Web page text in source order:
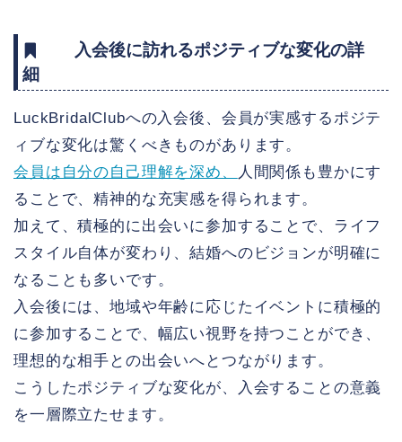
入会後に訪れるポジティブな変化の詳
細
LuckBridalClubへの入会後、会員が実感するポジテ
ィブな変化は驚くべきものがあります。
会員は自分の自己理解を深め、
人間関係も豊かにす
ることで、精神的な充実感を得られます。
加えて、積極的に出会いに参加することで、ライフ
スタイル自体が変わり、結婚へのビジョンが明確に
なることも多いです。
入会後には、地域や年齢に応じたイベントに積極的
に参加することで、幅広い視野を持つことができ、
理想的な相手との出会いへとつながります。
こうしたポジティブな変化が、入会することの意義
を一層際立たせます。